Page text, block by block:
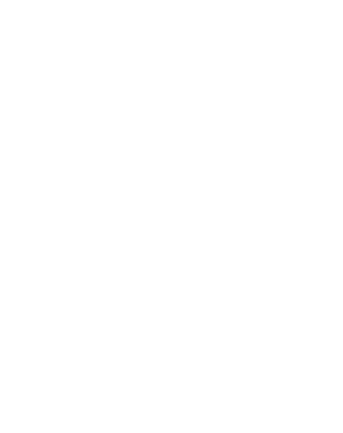
der Einrichtung mit
Zusammenstellung aus diesen
Weinkeller-Einrichtungstool
setzt voraus, dass Flash
(Bordeaux)